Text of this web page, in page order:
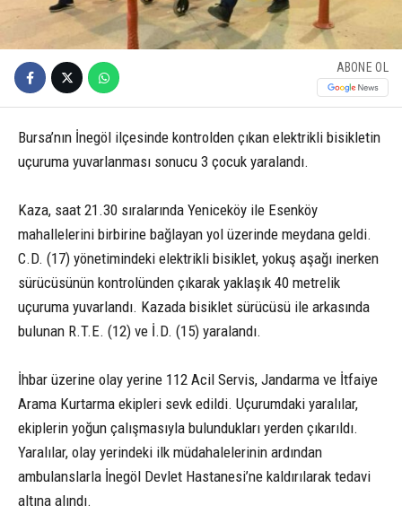
ABONE OL
Bursa’nın İnegöl ilçesinde kontrolden çıkan elektrikli bisikletin
uçuruma yuvarlanması sonucu 3 çocuk yaralandı.
Kaza, saat 21.30 sıralarında Yeniceköy ile Esenköy
mahallelerini birbirine bağlayan yol üzerinde meydana geldi.
C.D. (17) yönetimindeki elektrikli bisiklet, yokuş aşağı inerken
sürücüsünün kontrolünden çıkarak yaklaşık 40 metrelik
uçuruma yuvarlandı. Kazada bisiklet sürücüsü ile arkasında
bulunan R.T.E. (12) ve İ.D. (15) yaralandı.
İhbar üzerine olay yerine 112 Acil Servis, Jandarma ve İtfaiye
Arama Kurtarma ekipleri sevk edildi. Uçurumdaki yaralılar,
ekiplerin yoğun çalışmasıyla bulundukları yerden çıkarıldı.
Yaralılar, olay yerindeki ilk müdahalelerinin ardından
ambulanslarla İnegöl Devlet Hastanesi’ne kaldırılarak tedavi
altına alındı.